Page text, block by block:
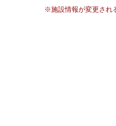
※施設情報が変更され